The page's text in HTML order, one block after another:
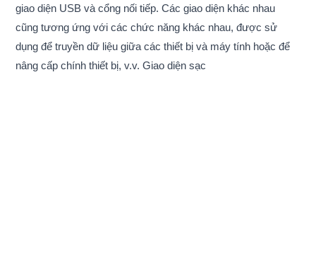
giao diện USB và cổng nối tiếp. Các giao diện khác nhau
cũng tương ứng với các chức năng khác nhau, được sử
dụng để truyền dữ liệu giữa các thiết bị và máy tính hoặc để
nâng cấp chính thiết bị, v.v. Giao diện sạc